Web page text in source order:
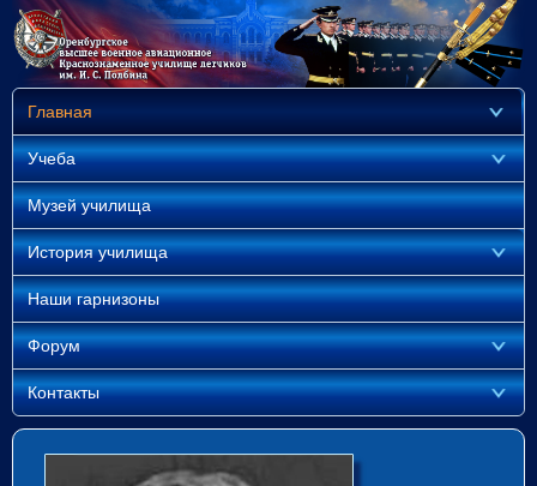
Главная
Учеба
Музей училища
История училища
Наши гарнизоны
Форум
Контакты